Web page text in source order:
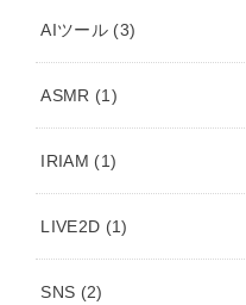
AIツール (3)
ASMR (1)
IRIAM (1)
LIVE2D (1)
SNS (2)